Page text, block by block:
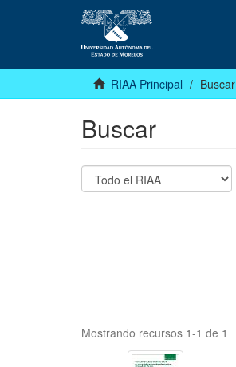
RIAA Principal Buscar
Buscar
Mostrando recursos 1-1 de 1